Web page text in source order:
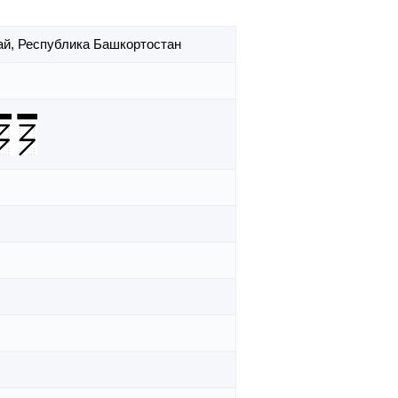
Республика Башкортостан